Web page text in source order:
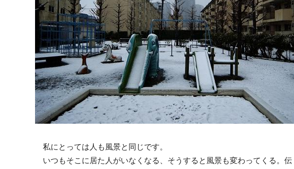
私にとっては人も風景と同じです。
いつもそこに居た人がいなくなる、そうすると風景も変わってくる。伝